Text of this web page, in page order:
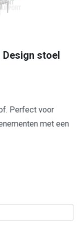
stoel
Perfect voor
met een